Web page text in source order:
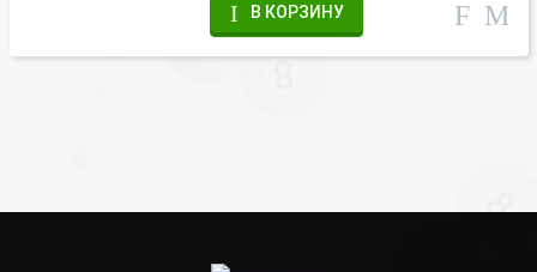
В КОРЗИНУ